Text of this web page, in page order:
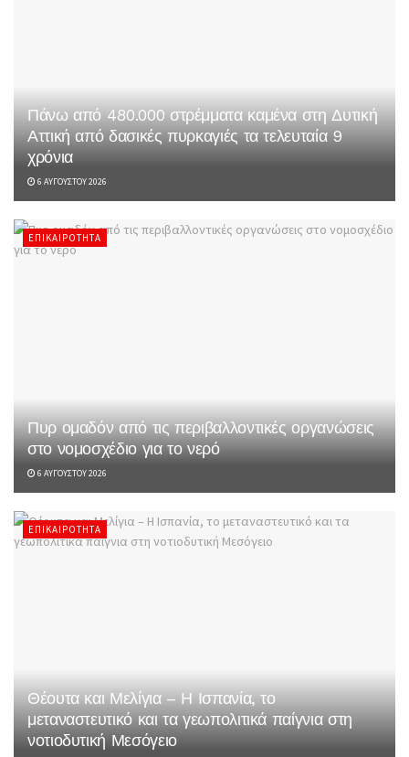
Πάνω από 480.000 στρέμματα καμένα στη Δυτική
Αττική από δασικές πυρκαγιές τα τελευταία 9
χρόνια
6 ΑΥΓΟΎΣΤΟΥ 2026
ΕΠΙΚΑΙΡΌΤΗΤΑ
Πυρ ομαδόν από τις περιβαλλοντικές οργανώσεις
στο νομοσχέδιο για το νερό
6 ΑΥΓΟΎΣΤΟΥ 2026
ΕΠΙΚΑΙΡΌΤΗΤΑ
Θέουτα και Μελίγια – Η Ισπανία, το
μεταναστευτικό και τα γεωπολιτικά παίγνια στη
νοτιοδυτική Μεσόγειο